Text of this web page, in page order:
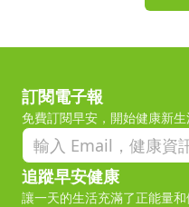
訂閱電子報
免費訂閱早安，開始健康新生
追蹤早安健康
讓一天的生活充滿了正能量